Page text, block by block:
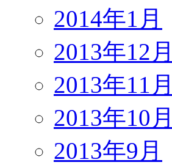
2014年1月
2013年12月
2013年11月
2013年10月
2013年9月